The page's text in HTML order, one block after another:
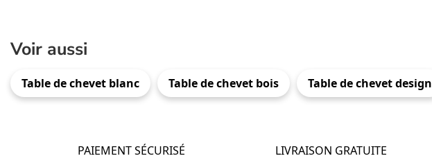
Voir aussi
Table de chevet blanc Table de chevet bois Table de chevet design
PAIEMENT SÉCURISÉ LIVRAISON GRATUITE